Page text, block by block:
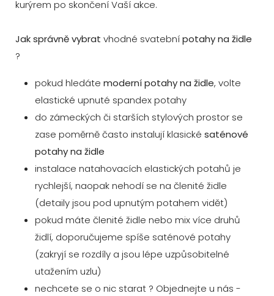
kurýrem po skončení Vaší akce.
Jak správně vybrat vhodné svatebnípotahy na židle
?
pokud hledáte moderní potahy na židle, volte
elastické upnuté spandex potahy
do zámeckých či starších stylových prostor se
zase poměrně často instalují klasické saténové
potahy na židle
instalace natahovacích elastických potahů je
rychlejší, naopak nehodí se na členité židle
(detaily jsou pod upnutým potahem vidět)
pokud máte členité židle nebo mix více druhů
židlí, doporučujeme spíše saténové potahy
(zakryjí se rozdíly a jsou lépe uzpůsobitelné
utažením uzlu)
nechcete se o nic starat ? Objednejte u nás -